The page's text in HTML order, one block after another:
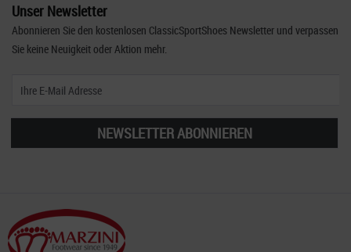
Unser Newsletter
Abonnieren Sie den kostenlosen ClassicSportShoes Newsletter und verpassen
Sie keine Neuigkeit oder Aktion mehr.
NEWSLETTER ABONNIEREN